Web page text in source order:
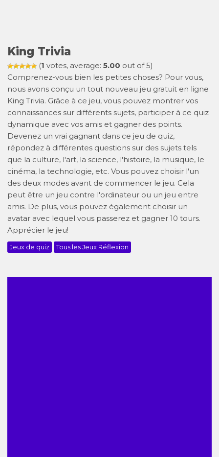
King Trivia
(1 votes, average: 5.00 out of 5)
Comprenez-vous bien les petites choses? Pour vous,
nous avons conçu un tout nouveau jeu gratuit en ligne
King Trivia. Grâce à ce jeu, vous pouvez montrer vos
connaissances sur différents sujets, participer à ce quiz
dynamique avec vos amis et gagner des points.
Devenez un vrai gagnant dans ce jeu de quiz,
répondez à différentes questions sur des sujets tels
que la culture, l'art, la science, l'histoire, la musique, le
cinéma, la technologie, etc. Vous pouvez choisir l'un
des deux modes avant de commencer le jeu. Cela
peut être un jeu contre l'ordinateur ou un jeu entre
amis. De plus, vous pouvez également choisir un
avatar avec lequel vous passerez et gagner 10 tours.
Apprécier le jeu!
Jeux de quiz Tous les Jeux Réflexion